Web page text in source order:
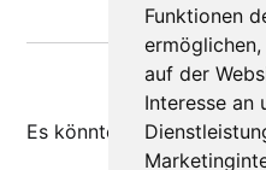
Funktionen
ermöglichen,
auf der
Interesse an
Es könnte dir auch